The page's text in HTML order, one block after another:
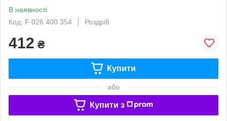
В наявності
Код: F 026 400 354
Роздріб
412 ₴
Купити
або
Купити з